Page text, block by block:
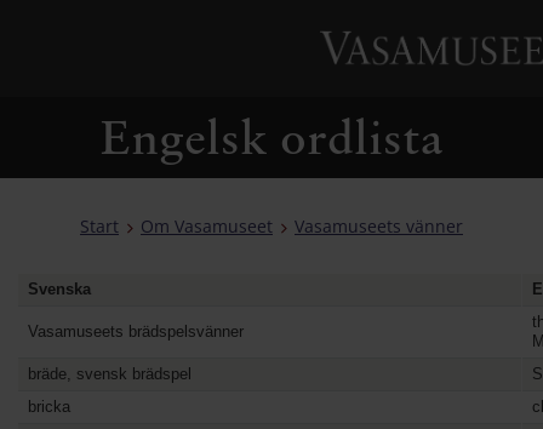
Engelsk ordlista
Start Om Vasamuseet Vasamuseets vänner
Svenska
Vasamuseets brädspelsvänner
bräde, svensk brädspel
bricka